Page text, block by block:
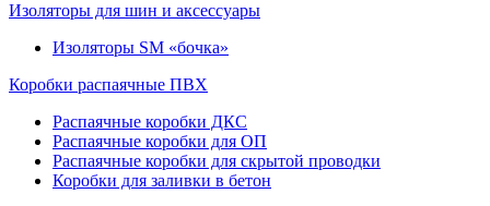
Изоляторы для шин и аксессуары
Изоляторы SM «бочка»
Коробки распаячные ПВХ
Распаячные коробки ДКС
Распаячные коробки для ОП
Распаячные коробки для скрытой проводки
Коробки для заливки в бетон